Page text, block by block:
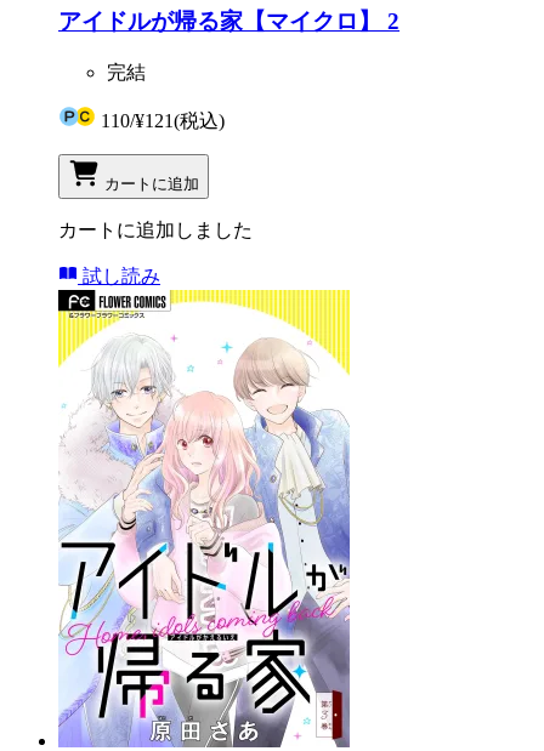
アイドルが帰る家【マイクロ】 2
完結
110/¥121(税込)
カートに追加
カートに追加しました
試し読み